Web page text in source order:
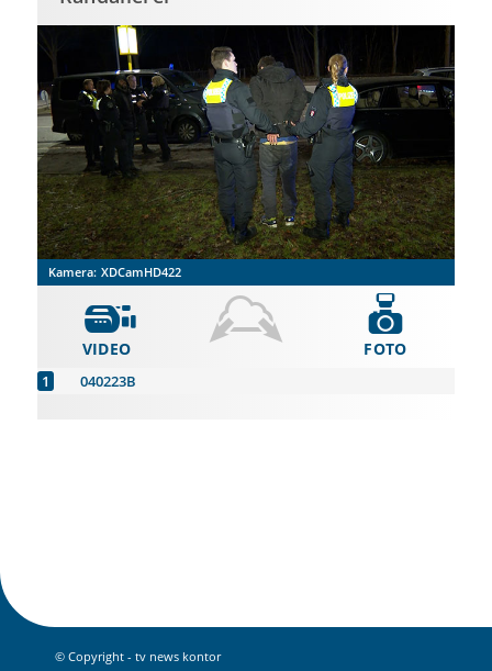
Kamera: XDCamHD422
VIDEO
040223B
FOTO
© Copyright - tv news kontor